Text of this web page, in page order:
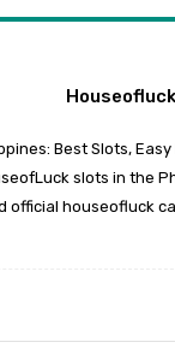
Houseofluck
Best Slots,
slots in the
official houseofluck